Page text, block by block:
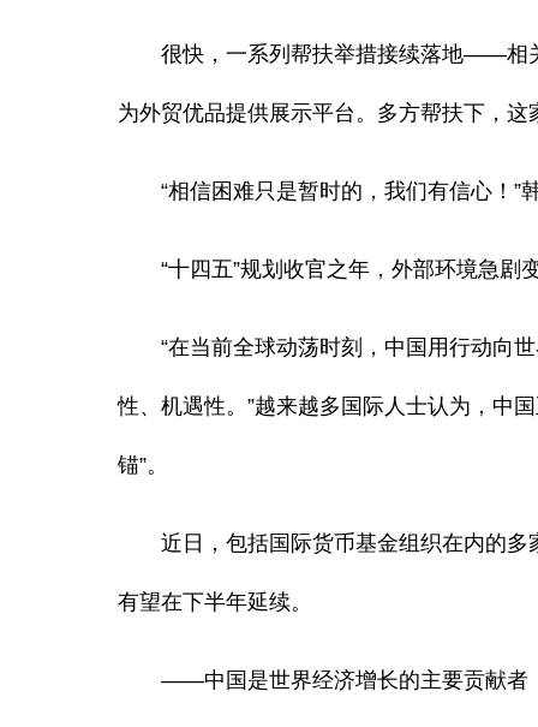
很快，一系列帮扶举措接续落地——相关
为外贸优品提供展示平台。多方帮扶下，
“相信困难只是暂时的，我们有信心！”
“十四五”规划收官之年，外部环境急剧
“在当前全球动荡时刻，中国用行动向世
性、机遇性。”越来越多国际人士认为，中
锚”。
近日，包括国际货币基金组织在内的多
有望在下半年延续。
——中国是世界经济增长的主要贡献者